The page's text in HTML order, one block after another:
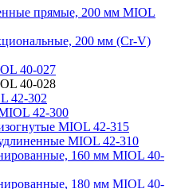
прямые, 200 мм MIOL
200 мм (Cr-V)
40-027
40-028
42-302
42-300
MIOL 42-315
MIOL 42-310
160 мм MIOL 40-
180 мм MIOL 40-